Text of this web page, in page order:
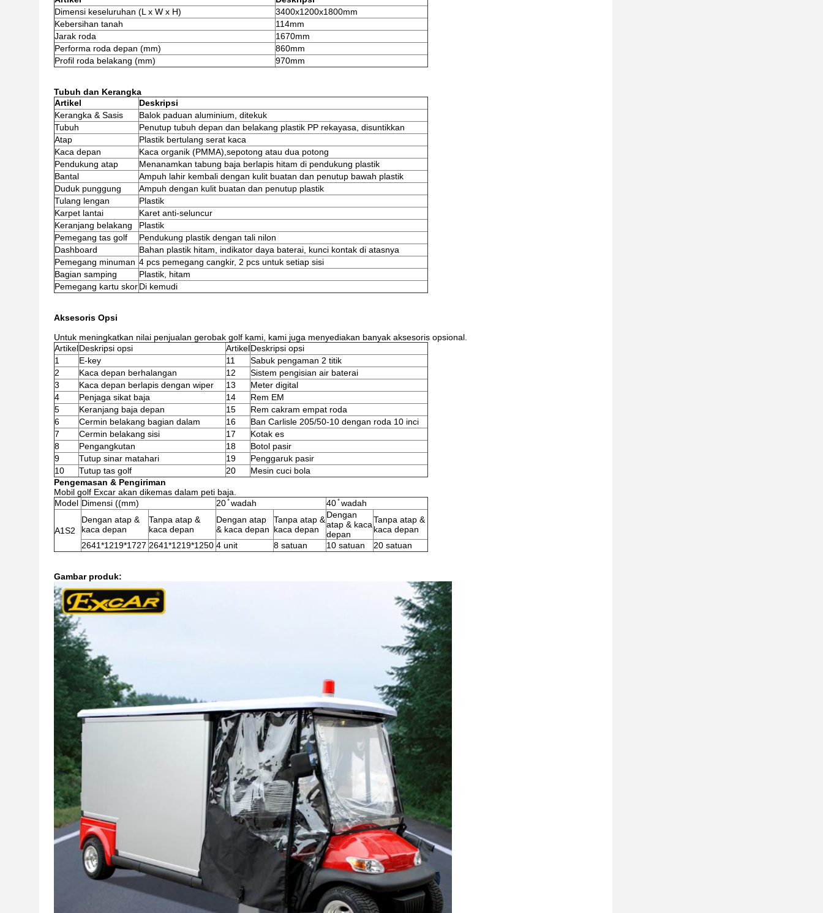
Dimensi keseluruhan (L x W x H)
3400x1200x1800mm
Kebersihan tanah
114mm
Jarak roda
1670mm
Performa roda depan (mm)
860mm
Profil roda belakang (mm)
970mm
Tubuh dan Kerangka
Artikel
Deskripsi
Kerangka & Sasis
Balok paduan aluminium, ditekuk
Tubuh
Penutup tubuh depan dan belakang plastik PP rekayasa, disuntikkan
Atap
Plastik bertulang serat kaca
Kaca depan
Kaca organik (PMMA),sepotong atau dua potong
Pendukung atap
Menanamkan tabung baja berlapis hitam di pendukung plastik
Bantal
Ampuh lahir kembali dengan kulit buatan dan penutup bawah plastik
Duduk punggung
Ampuh dengan kulit buatan dan penutup plastik
Tulang lengan
Plastik
Karpet lantai
Karet anti-seluncur
Keranjang belakang
Plastik
Pemegang tas golf
Pendukung plastik dengan tali nilon
Dashboard
Bahan plastik hitam, indikator daya baterai, kunci kontak di atasnya
Pemegang minuman 4 pcs pemegang cangkir, 2 pcs untuk setiap sisi
Bagian samping
Plastik, hitam
Pemegang kartu skorDi kemudi
Aksesoris Opsi
Untuk meningkatkan nilai penjualan gerobak golf kami, kami juga menyediakan banyak aksesoris opsional.
ArtikelDeskripsi opsi ArtikelDeskripsi opsi
1
E-key 11
Sabuk pengaman 2 titik
2
Kaca depan berhalangan 12
Sistem pengisian air baterai
3
Kaca depan berlapis dengan wiper 13
Meter digital
4
Penjaga sikat baja 14
Rem EM
5
Keranjang baja depan 15
Rem cakram empat roda
6
Cermin belakang bagian dalam 16
Ban Carlisle 205/50-10 dengan roda 10 inci
7
Cermin belakang sisi 17
Kotak es
8
Pengangkutan 18
Botol pasir
9
Tutup sinar matahari 19
Penggaruk pasir
10
Tutup tas golf 20
Mesin cuci bola
Pengemasan & Pengiriman
Mobil golf Excar akan dikemas dalam peti baja.
Model Dimensi ((mm) 20 ̊ wadah 40 ̊ wadah
A1S2
Dengan atap &
kaca depan
Tanpa atap &
kaca depan
Dengan atap
& kaca depan
Tanpa atap &
kaca depan
Dengan
atap & kaca
depan
Tanpa atap &
kaca depan
2641*1219*1727 2641*1219*1250 4 unit 8 satuan 10 satuan 20 satuan
Gambar produk: